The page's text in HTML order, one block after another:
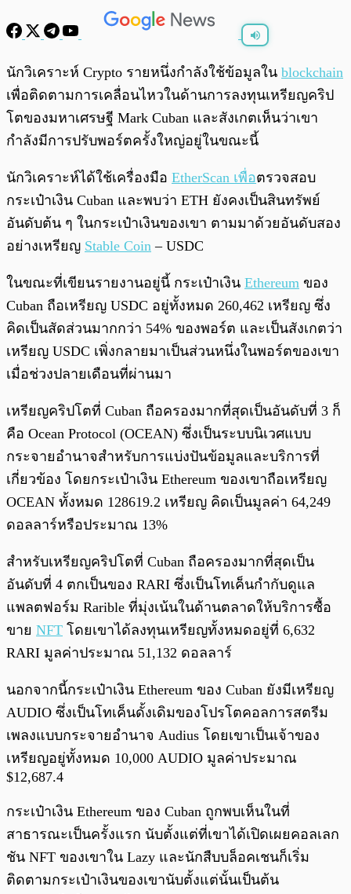
พร้อมเล่น 0:00
นักวิเคราะห์ Crypto รายหนึ่งกำลังใช้ข้อมูลใน blockchain
เพื่อติดตามการเคลื่อนไหวในด้านการลงทุนเหรียญคริป
โตของมหาเศรษฐี Mark Cuban และสังเกตเห็นว่าเขา
กำลังมีการปรับพอร์ตครั้งใหญ่อยู่ในขณะนี้
นักวิเคราะห์ได้ใช้เครื่องมือ EtherScan เพื่อตรวจสอบ
กระเป๋าเงิน Cuban และพบว่า ETH ยังคงเป็นสินทรัพย์
อันดับต้น ๆ ในกระเป๋าเงินของเขา ตามมาด้วยอันดับสอง
อย่างเหรียญ Stable Coin – USDC
ในขณะที่เขียนรายงานอยู่นี้ กระเป๋าเงิน Ethereum ของ
Cuban ถือเหรียญ USDC อยู่ทั้งหมด 260,462 เหรียญ ซึ่ง
คิดเป็นสัดส่วนมากกว่า 54% ของพอร์ต และเป็นสังเกตว่า
เหรียญ USDC เพิ่งกลายมาเป็นส่วนหนึ่งในพอร์ตของเขา
เมื่อช่วงปลายเดือนที่ผ่านมา
เหรียญคริปโตที่ Cuban ถือครองมากที่สุดเป็นอันดับที่ 3 ก็
คือ Ocean Protocol (OCEAN) ซึ่งเป็นระบบนิเวศแบบ
กระจายอำนาจสำหรับการแบ่งปันข้อมูลและบริการที่
เกี่ยวข้อง โดยกระเป๋าเงิน Ethereum ของเขาถือเหรียญ
OCEAN ทั้งหมด 128619.2 เหรียญ คิดเป็นมูลค่า 64,249
ดอลลาร์หรือประมาณ 13%
สำหรับเหรียญคริปโตที่ Cuban ถือครองมากที่สุดเป็น
อันดับที่ 4 ตกเป็นของ RARI ซึ่งเป็นโทเค็นกำกับดูแล
แพลตฟอร์ม Rarible ที่มุ่งเน้นในด้านตลาดให้บริการซื้อ
ขาย NFT โดยเขาได้ลงทุนเหรียญทั้งหมดอยู่ที่ 6,632
RARI มูลค่าประมาณ 51,132 ดอลลาร์
นอกจากนี้กระเป๋าเงิน Ethereum ของ Cuban ยังมีเหรียญ
AUDIO ซึ่งเป็นโทเค็นดั้งเดิมของโปรโตคอลการสตรีม
เพลงแบบกระจายอำนาจ Audius โดยเขาเป็นเจ้าของ
เหรียญอยู่ทั้งหมด 10,000 AUDIO มูลค่าประมาณ
$12,687.4
กระเป๋าเงิน Ethereum ของ Cuban ถูกพบเห็นในที่
สาธารณะเป็นครั้งแรก นับตั้งแต่ที่เขาได้เปิดเผยคอลเลก
ชัน NFT ของเขาใน Lazy และนักสืบบล็อคเชนก็เริ่ม
ติดตามกระเป๋าเงินของเขานับตั้งแต่นั้นเป็นต้น